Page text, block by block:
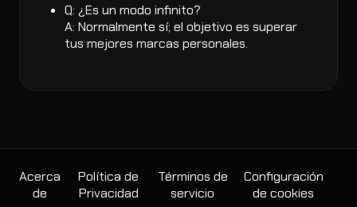
Q: ¿Es un modo infinito?
A: Normalmente sí; el objetivo es superar
tus mejores marcas personales.
Acerca
de
Política de
Privacidad
Términos de
servicio
Configuración
de cookies